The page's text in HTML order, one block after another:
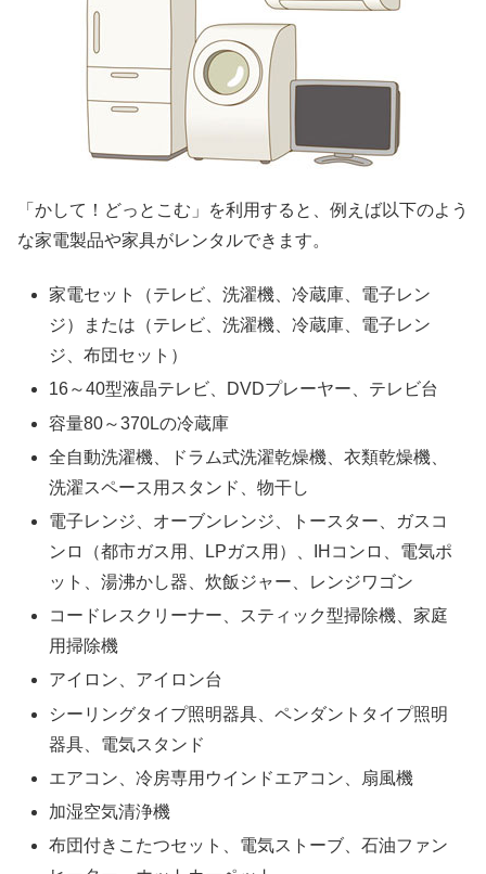
「かして！どっとこむ」を利用すると、例えば以下のよう
な家電製品や家具がレンタルできます。
家電セット（テレビ、洗濯機、冷蔵庫、電子レン
ジ）または（テレビ、洗濯機、冷蔵庫、電子レン
ジ、布団セット）
16～40型液晶テレビ、DVDプレーヤー、テレビ台
容量80～370Lの冷蔵庫
全自動洗濯機、ドラム式洗濯乾燥機、衣類乾燥機、
洗濯スペース用スタンド、物干し
電子レンジ、オーブンレンジ、トースター、ガスコ
ンロ（都市ガス用、LPガス用）、IHコンロ、電気ポ
ット、湯沸かし器、炊飯ジャー、レンジワゴン
コードレスクリーナー、スティック型掃除機、家庭
用掃除機
アイロン、アイロン台
シーリングタイプ照明器具、ペンダントタイプ照明
器具、電気スタンド
エアコン、冷房専用ウインドエアコン、扇風機
加湿空気清浄機
布団付きこたつセット、電気ストーブ、石油ファン